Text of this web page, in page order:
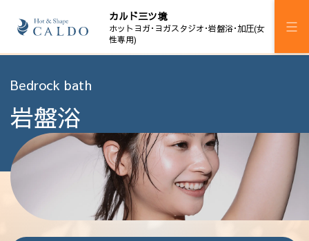
カルド三ツ境
ホットヨガ･ヨガスタジオ･岩盤浴･加圧(女
性専用)
施設案内
プログラム
スケジュール
加圧ボディメイキング
岩盤浴
Bedrock bath
岩盤浴